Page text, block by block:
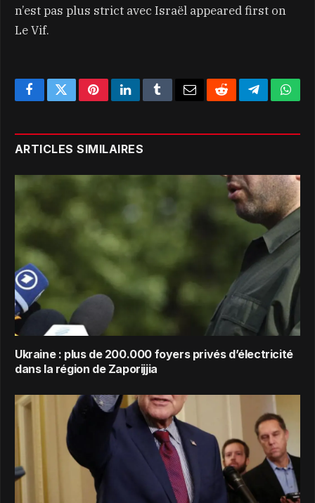
n’est pas plus strict avec Israël appeared first on
Le Vif.
FacebookTwitterPinterestLinkedInTumblr EmailRedditTelegram
ARTICLES SIMILAIRES
Ukraine : plus de 200.000 foyers privés d’électricité
dans la région de Zaporijjia